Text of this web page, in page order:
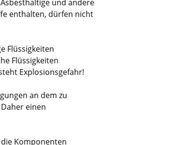
und andere
enthalten, dürfen nicht
Flüssigkeiten
Flüssigkeiten
Explosionsgefahr!
an dem zu
einen
Komponenten